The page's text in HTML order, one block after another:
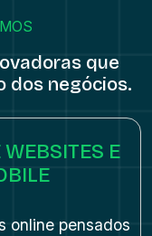
que
dos negócios.
E
online pensados